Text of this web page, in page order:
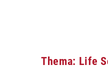
Thema: Life